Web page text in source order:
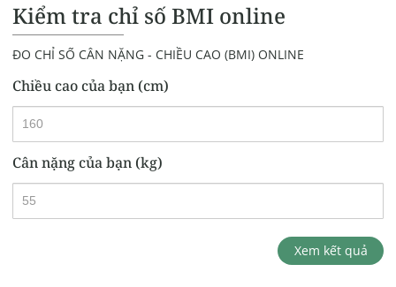
Kiểm tra chỉ số BMI online
ĐO CHỈ SỐ CÂN NẶNG - CHIỀU CAO (BMI) ONLINE
Chiều cao của bạn (cm)
Cân nặng của bạn (kg)
Xem kết quả